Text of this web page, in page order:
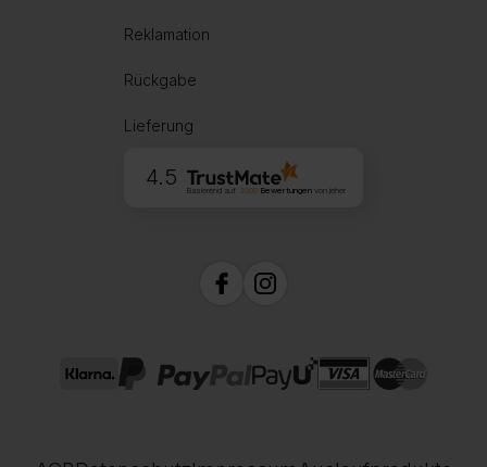
Reklamation
Rückgabe
Lieferung
4.5
Basierend auf 2000 Bewertungenvon jeher